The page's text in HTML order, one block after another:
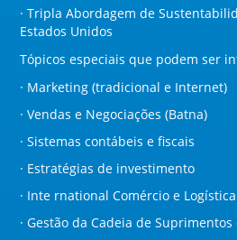
· Tripla Abordagem de
Estados Unidos
Tópicos especiais que podem ser
· Marketing (tradicional e Internet)
· Vendas e Negociações (Batna)
· Sistemas contábeis e fiscais
· Estratégias de investimento
· Inte rnational Comércio e Logística
· Gestão da Cadeia de